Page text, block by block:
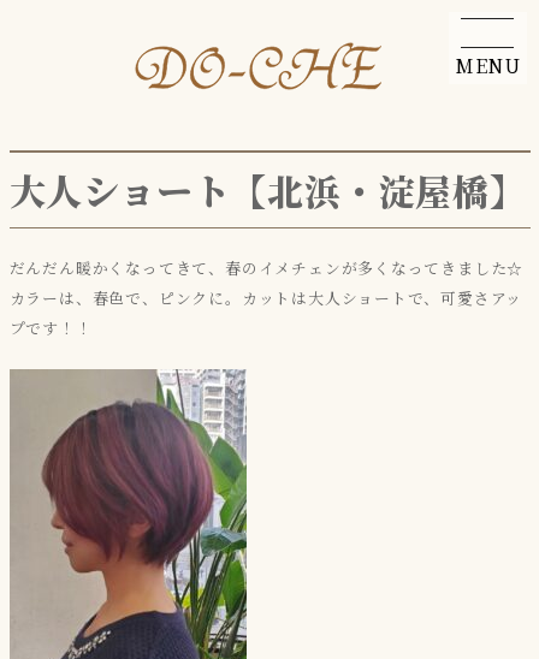
MENU
大人ショート【北浜・淀屋橋】
だんだん暖かくなってきて、春のイメチェンが多くなってきました☆
カラーは、春色で、ピンクに。カットは大人ショートで、可愛さアッ
プです！！